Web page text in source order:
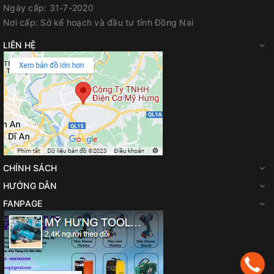
Công Ty TNHH Điện Cơ Mỹ Hưng
Địa chỉ: 700 Quốc lộ 1A, Tân Biên, Biên Hòa, Đồng Nai
Hotline / Zalo: 0944 180 915
FanPage : Facebook.com/diencomyhung
Website:myhungvn.com
Gmail:makitadongnai@gmail.com
Ngày cấp: 31-7-2020
Nơi cấp: Sở kế hoạch và đầu tư tỉnh Đồng Nai
LIÊN HỆ
CHÍNH SÁCH
HƯỚNG DẪN
FANPAGE